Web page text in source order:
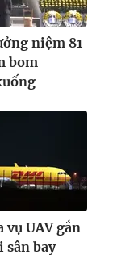
niệm 81
bom
UAV gắn
sân bay